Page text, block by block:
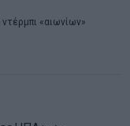
«αιωνίων»